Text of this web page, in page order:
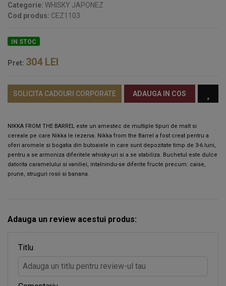
Categorie: WHISKY JAPONEZ
Cod produs: CEZ1103
IN STOC
Pret: 304LEI
SOLICITA CADOURI CORPORATE ADAUGA IN COS
NIKKA FROM THE BARREL este un amestec de multiple tipuri de malt si
cereale pe care Nikka le rezerva. Nikka from the Barrel a fost creat pentru a
oferi aromele si bogatia din butoaiele in care sunt depozitate timp de 3-6 luni,
pentru a se armoniza diferitele whisky-uri si a se stabiliza. Buchetul este dulce
datorita caramelului si vaniliei, intalnindu-se diferite fructe precum: caise,
prune, struguri rosii si banana.
Adauga un review acestui produs:
Titlu